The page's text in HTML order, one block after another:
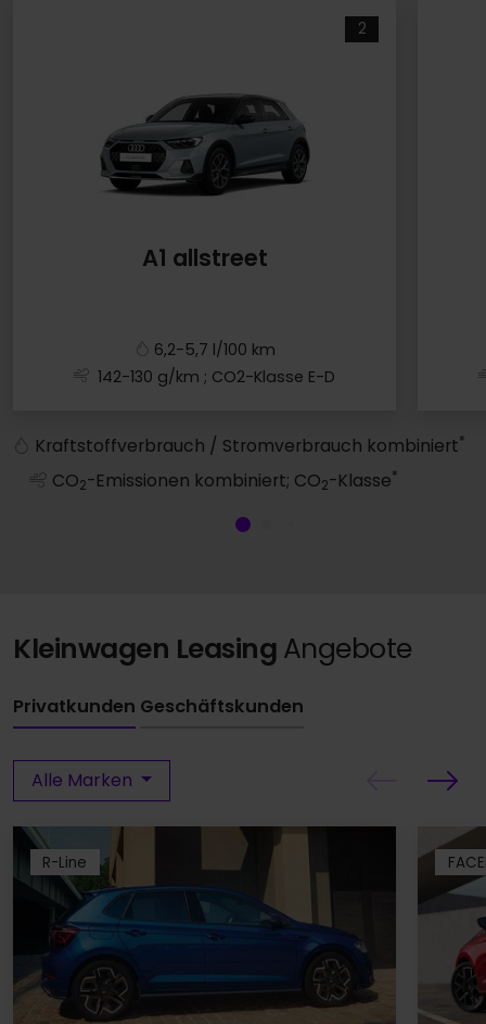
2
A1 allstreet
6,2-5,7 l/100 km
142-130 g/km ; CO2-Klasse E-D
Kraftstoffverbrauch / Stromverbrauch kombiniert*
CO2-Emissionen kombiniert; CO2-Klasse*
Kleinwagen Leasing Angebote
Privatkunden Geschäftskunden
Alle Marken
R-Line